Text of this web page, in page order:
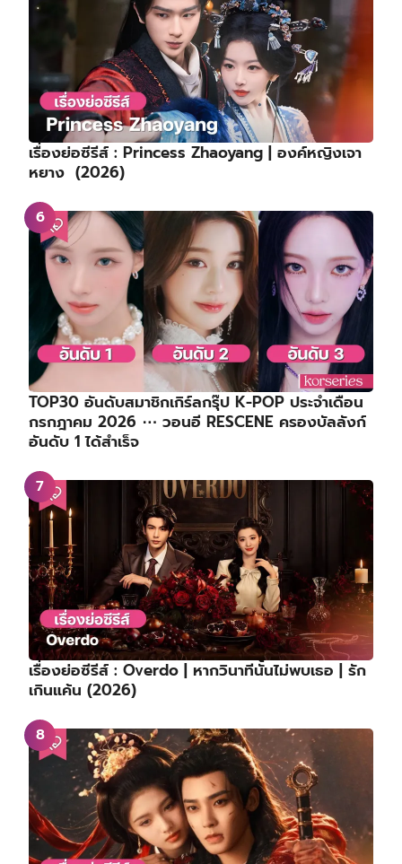
เรื่องย่อซีรีส์ : Princess Zhaoyang | องค์หญิงเจา
หยาง (2026)
TOP30 อันดับสมาชิกเกิร์ลกรุ๊ป K-POP ประจำเดือน
กรกฎาคม 2026 ⋯ วอนอี RESCENE ครองบัลลังก์
อันดับ 1 ได้สำเร็จ
เรื่องย่อซีรีส์ : Overdo | หากวินาทีนั้นไม่พบเธอ | รัก
เกินแค้น (2026)